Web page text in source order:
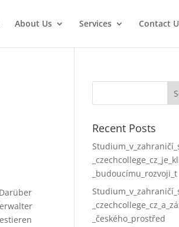
About Us Services Contact
Recent Posts
_budoucímu_rozvoji_t
_českého_prostřed